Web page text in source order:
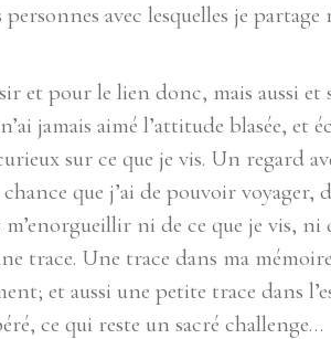
avec lesquelles je partage
et pour le lien donc, mais aussi
jamais aimé l’attitude blasée,
sur ce que je vis. Un regard
que j’ai de pouvoir voyager,
ni de ce que je vis, ni
trace. Une trace dans ma
et aussi une petite trace dans
ce qui reste un sacré challenge…